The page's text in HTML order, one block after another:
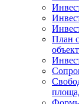
План